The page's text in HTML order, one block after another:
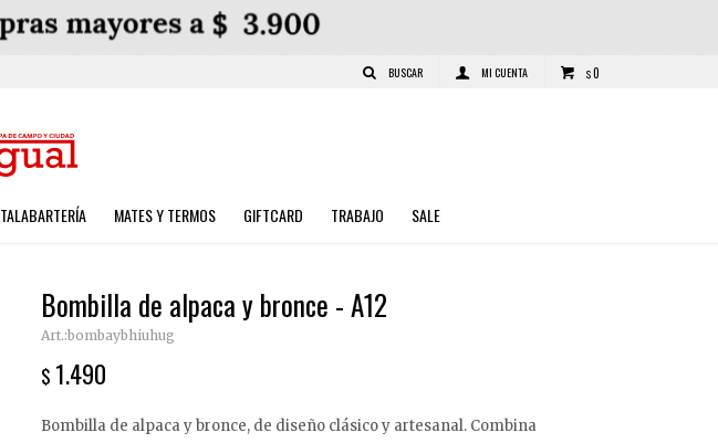
TALABARTERÍA MATES Y TERMOS GIFTCARD TRABAJO SALE
$0
Bombilla de alpaca y bronce - A12
bombaybhiuhug
$ 1.490
Bombilla de alpaca y bronce, de diseño clásico y artesanal. Combina